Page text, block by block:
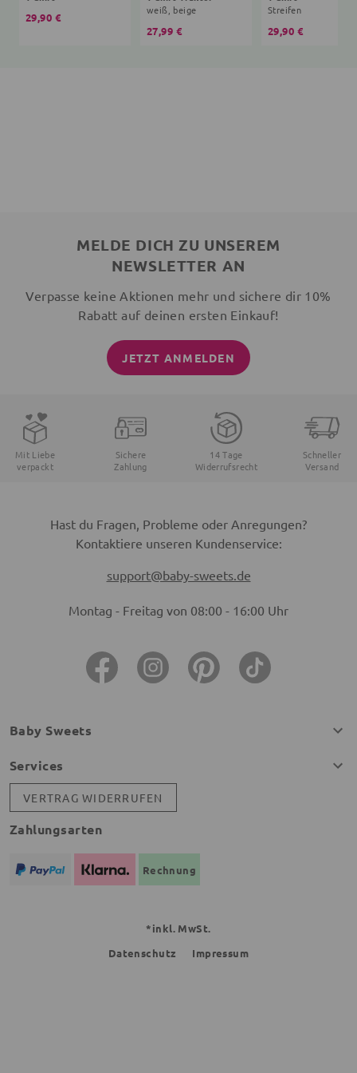
29,90 €
weiß, beige
27,99 €
Streifen
29,90 €
MELDE DICH ZU UNSEREM
NEWSLETTER AN
Verpasse keine Aktionen mehr und sichere dir 10%
Rabatt auf deinen ersten Einkauf!
JETZT ANMELDEN
Mit Liebe
verpackt
Sichere
Zahlung
14 Tage
Widerrufsrecht
Schneller
Versand
Hast du Fragen, Probleme oder Anregungen?
Kontaktiere unseren Kundenservice:
support@baby-sweets.de
Montag - Freitag von 08:00 - 16:00 Uhr
Baby Sweets
Services
VERTRAG WIDERRUFEN
Zahlungsarten
Rechnung
*inkl. MwSt.
Datenschutz
Impressum